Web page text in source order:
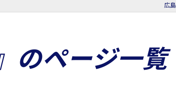
広
のページ一覧